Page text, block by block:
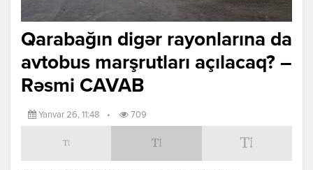
Qarabağın digər rayonlarına da
avtobus marşrutları açılacaq? –
Rəsmi CAVAB
Yanvar 26, 11:48 • 709